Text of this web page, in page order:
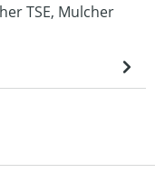
TSE, Mulcher